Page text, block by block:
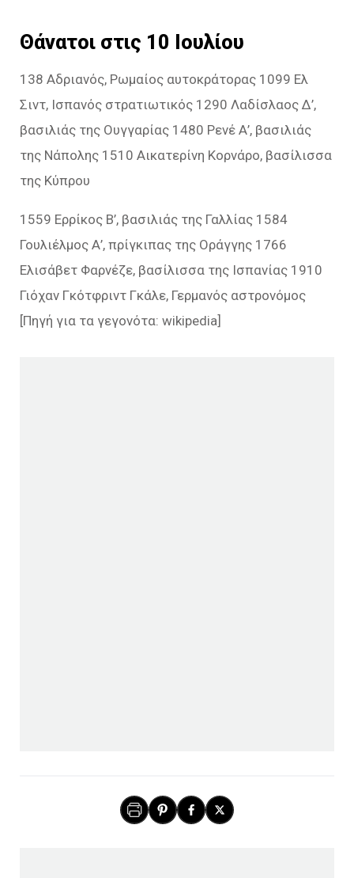
Θάνατοι στις 10 Ιουλίου
138 Αδριανός, Ρωμαίος αυτοκράτορας 1099 Ελ
Σιντ, Ισπανός στρατιωτικός 1290 Λαδίσλαος Δ’,
βασιλιάς της Ουγγαρίας 1480 Ρενέ Α’, βασιλιάς
της Νάπολης 1510 Αικατερίνη Κορνάρο, βασίλισσα
της Κύπρου
1559 Ερρίκος Β’, βασιλιάς της Γαλλίας 1584
Γουλιέλμος Α’, πρίγκιπας της Οράγγης 1766
Ελισάβετ Φαρνέζε, βασίλισσα της Ισπανίας 1910
Γιόχαν Γκότφριντ Γκάλε, Γερμανός αστρονόμος
[Πηγή για τα γεγονότα: wikipedia]